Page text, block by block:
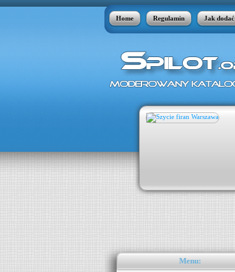
Home Regulamin Jak
wartościowe strony oraz szybka
stałego linkowania oraz wysokiego
Menu: